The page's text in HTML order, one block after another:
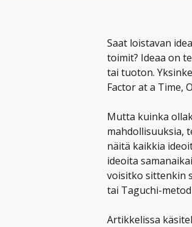
Saat loistavan
toimit? Ideaa on
tai tuoton.
Factor at a Time,
Mutta kuinka
mahdollisuuksia,
näitä kaikkia
ideoita
voisitko sittenkin
tai Taguchi-
Artikkelissa